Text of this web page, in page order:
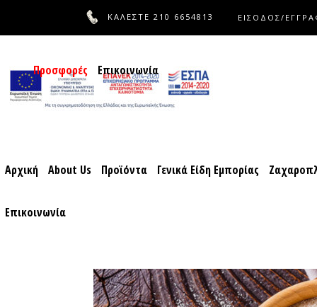
ΚΑΛΕΣΤΕ 210 6654813 ΕΙΣΟΔΟΣ/
Αρχική About Us Προϊόντα Γενικά Είδη Εμπορίας
Επικοινωνία
About Us
Προσφορές Επικοινωνία